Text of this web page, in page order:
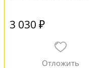
3 030 ₽